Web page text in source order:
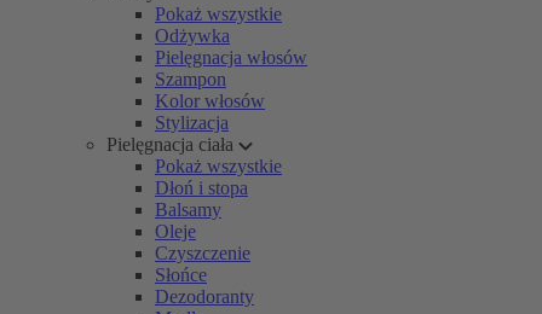
Pokaż wszystkie
Odżywka
Pielęgnacja włosów
Szampon
Kolor włosów
Stylizacja
Pielęgnacja ciała
Pokaż wszystkie
Dłoń i stopa
Balsamy
Oleje
Czyszczenie
Słońce
Dezodoranty